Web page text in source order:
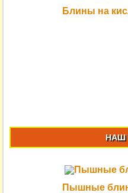
Блины на
НАШ
Пышные